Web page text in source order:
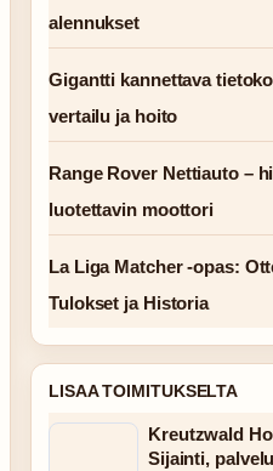
alennukset
Gigantti kannettava
vertailu ja hoito
Range Rover Nettiauto –
luotettavin moottori
La Liga Matcher -opas:
Tulokset ja Historia
LISAA TOIMITUKSELTA
Kreutzwald
Sijainti,